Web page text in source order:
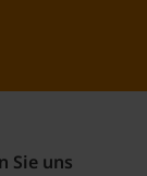
Sie uns